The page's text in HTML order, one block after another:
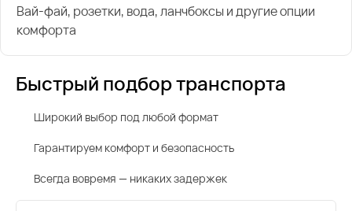
Вай-фай, розетки, вода, ланчбоксы и другие опции
комфорта
Быстрый подбор транспорта
Широкий выбор под любой формат
Гарантируем комфорт и безопасность
Всегда вовремя — никаких задержек